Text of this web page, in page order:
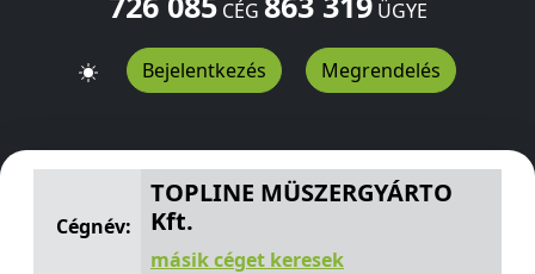
CÉG ÜGYE
Bejelentkezés Megrendelés
TOPLINE MÜSZERGYÁRTO Kft. Tusnádi u. 45.Budapest
Cégnév:
TOPLINE MÜSZERGYÁRTO
Kft.
másik céget keresek